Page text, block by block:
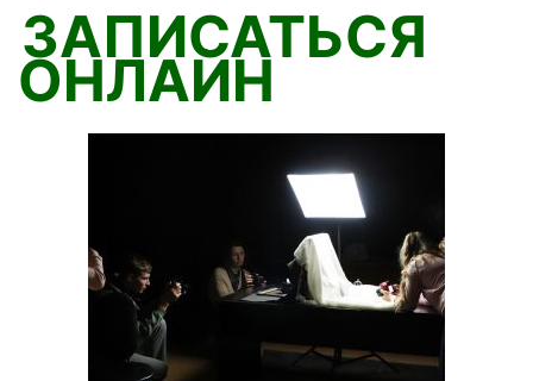
ЗАПИСАТЬСЯ
ОНЛАЙН